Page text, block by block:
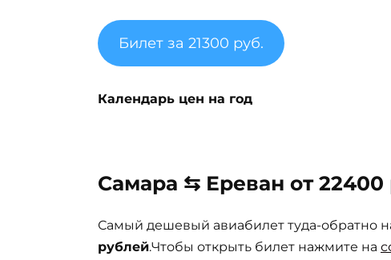
Билет за 21300 руб.
Календарь цен на год
Самара ⇆ Ереван от 22400
Самый дешевый авиабилет туда-обратно
рублей.Чтобы открыть билет нажмите на